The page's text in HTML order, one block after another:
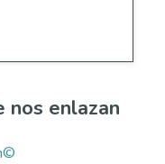
nos enlazan